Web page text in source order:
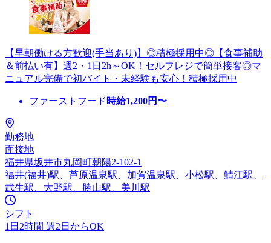
【早朝働ける方歓迎(手当あり)】◎積極採用中◎【食事補助
＆前払い有】週2・1日2h～OK！セルフレジで簡単接客◎マ
ニュアル完備で初バイト・未経験も安心！積極採用中
ファーストフード 時給1,200円〜
勤務地
面接地
福井県坂井市丸岡町朝陽2-102-1
福井(福井)駅、芦原温泉駅、加賀温泉駅、小松駅、鯖江駅、
武生駅、大野駅、勝山駅、美川駅
シフト
1日2時間 週2日からOK